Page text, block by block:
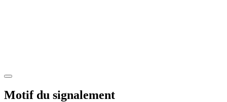
Motif du signalement